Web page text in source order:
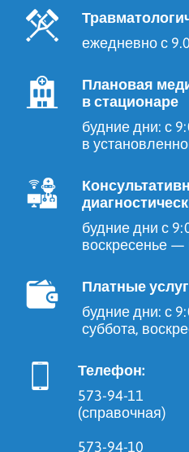
ежедневно с
Плановая
в стационаре
будние дни: с
в
будние дни с
воскресенье
Платные
будние дни: с
суббота,
Телефон:
573-94-11
(справочная)
573-94-10